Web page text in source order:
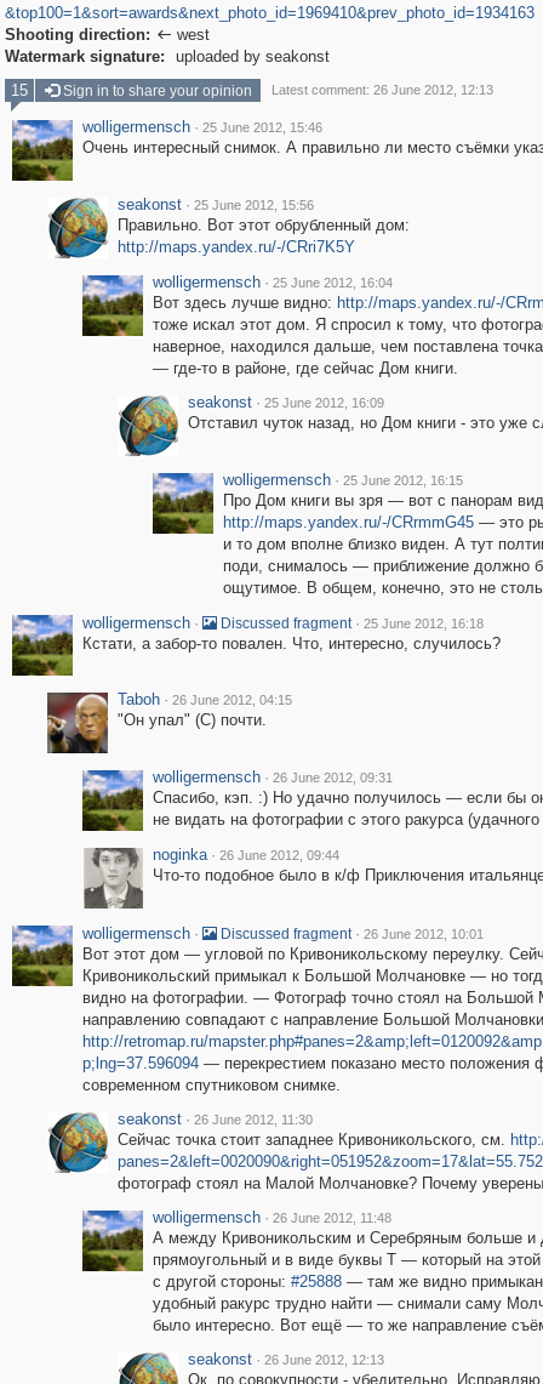
&top100=1&sort=awards&next_photo_id=1969410&prev_photo_id=1934163
Shooting direction:  west
Watermark signature:
uploaded by seakonst
15
Sign in to share your opinion Latest comment: 26 June 2012, 12:13
wolligermensch · 25 June 2012, 15:46
Очень интересный снимок. А правильно ли место съёмки
seakonst · 25 June 2012, 15:56
Правильно. Вот этот обрубленный дом:
http://maps.yandex.ru/-/CRri7K5Y
wolligermensch · 25 June 2012, 16:04
Вот здесь лучше видно: http://maps.yandex.ru/-/
тоже искал этот дом. Я спросил к тому, что
наверное, находился дальше, чем поставлена
— где-то в районе, где сейчас Дом книги.
seakonst · 25 June 2012, 16:09
Отставил чуток назад, но Дом книги - это уже
wolligermensch · 25 June 2012, 16:15
Про Дом книги вы зря — вот с панорам
http://maps.yandex.ru/-/CRrmmG45— это
и то дом вполне близко виден. А тут
поди, снималось — приближение должно
ощутимое. В общем, конечно, это не
wolligermensch · Discussed fragment · 25 June 2012, 16:18
Кстати, а забор-то повален. Что, интересно, случилось?
Taboh · 26 June 2012, 04:15
"Он упал" (С) почти.
wolligermensch · 26 June 2012, 09:31
Спасибо, кэп. :) Но удачно получилось — если бы
не видать на фотографии с этого ракурса
noginka · 26 June 2012, 09:44
Что-то подобное было в к/ф Приключения
wolligermensch · Discussed fragment · 26 June 2012, 10:01
Вот этот дом — угловой по Кривоникольскому переулку.
Кривоникольский примыкал к Большой Молчановке — но
видно на фотографии. — Фотограф точно стоял на Большой
направлению совпадают с направление Большой
http://retromap.ru/
p;lng=37.596094— перекрестием показано место положения
современном спутниковом снимке.
seakonst · 26 June 2012, 11:30
Сейчас точка стоит западнее Кривоникольского, см.
фотограф стоял на Малой Молчановке? Почему
wolligermensch · 26 June 2012, 11:48
А между Кривоникольским и Серебряным больше и
прямоугольный и в виде буквы Т — который на
с другой стороны: #25888— там же видно
удобный ракурс трудно найти — снимали саму
было интересно. Вот ещё — то же направление
seakonst · 26 June 2012, 12:13
Ок, по совокупности - убедительно.